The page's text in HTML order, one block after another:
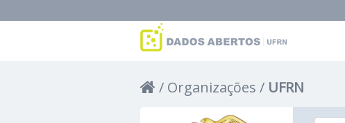
Organizações UFRN